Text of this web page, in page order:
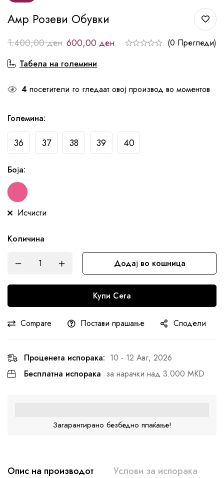
Амр Розеви Обувки
1.400,00ден 600,00 ден
(0 Прегледи)
Табела на големини
4 посетители го гледаат овој производ во моментов
Големина:
36 37 38 39 40
Боја:
Исчисти
Количина
Додај во кошница
Купи Сега
Compare Постави прашање Сподели
Проценета испорака: 10 - 12 Авг, 2026
Бесплатна испорака за нарачки над 3.000 MKD
Загарантирано безбедно плаќање!
Опис на производот Услови за испорака